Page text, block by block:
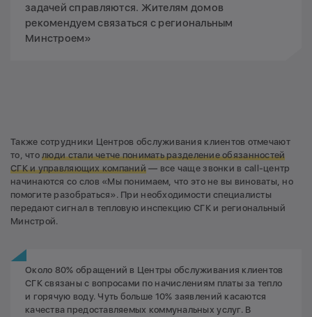
задачей справляются. Жителям домов
рекомендуем связаться с региональным
Минстроем»
Также сотрудники Центров обслуживания клиентов отмечают
то, чтолюди стали четче понимать разделение обязанностей
СГК и управляющих компаний — все чаще звонки в call-центр
начинаются со слов «Мы понимаем, что это не вы виноваты, но
помогите разобраться». При необходимости специалисты
передают сигнал в тепловую инспекцию СГК и региональный
Минстрой.
Около 80% обращений в Центры обслуживания клиентов
СГК связаны с вопросами по начислениям платы за тепло
и горячую воду. Чуть больше 10% заявлений касаются
качества предоставляемых коммунальных услуг. В